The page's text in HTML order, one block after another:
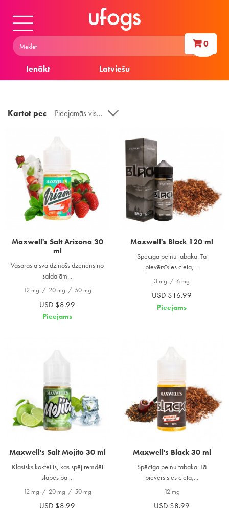
Ienākt Latviešu
0
Kārtot pēc Pieejamās vispirms
Maxwell's Salt Arizona 30
ml
Vasaras atsvaidzinošs dzēriens no
saldajām...
12 mg / 20 mg / 50 mg
USD $8.99
Pieejams
Maxwell's Black 120 ml
Spēcīga pelnu tabaka. Tā
pievērsīsies cieta,...
3 mg / 6 mg
USD $16.99
Pieejams
Maxwell's Salt Mojito 30 ml
Klasisks kokteilis, kas spēj remdēt
slāpes pat...
12 mg / 20 mg / 50 mg
USD $8.99
Maxwell's Black 30 ml
Spēcīga pelnu tabaka. Tā
pievērsīsies cieta,...
12 mg
USD $8.99